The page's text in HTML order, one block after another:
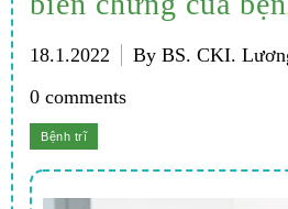
18.1.2022
By BS. CKI.
0 comments